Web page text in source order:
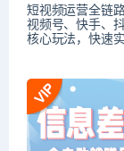
短视频运营全链
视频号、快手、
核心玩法，快速实